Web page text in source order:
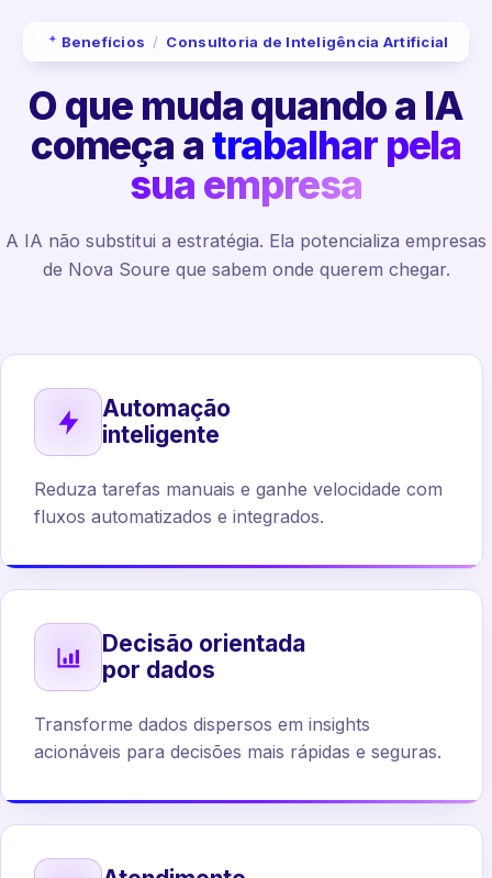
Benefícios / Consultoria de Inteligência Artificial
O que muda quando a IA
começa atrabalhar pela
sua empresa
A IA não substitui a estratégia. Ela potencializa empresas
de Nova Soure que sabem onde querem chegar.
Automação
inteligente
Reduza tarefas manuais e ganhe velocidade com
fluxos automatizados e integrados.
Decisão orientada
por dados
Transforme dados dispersos em insights
acionáveis para decisões mais rápidas e seguras.